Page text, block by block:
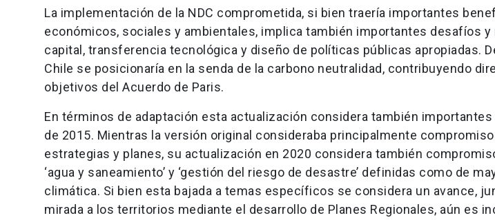
La implementación de la NDC comprometida, si bien traería importantes
económicos, sociales y ambientales, implica también importantes desafíos
capital, transferencia tecnológica y diseño de políticas públicas apropiadas.
Chile se posicionaría en la senda de la carbono neutralidad, contribuyendo
objetivos del Acuerdo de Paris.
En términos de adaptación esta actualización considera también importantes
de 2015. Mientras la versión original consideraba principalmente
estrategias y planes, su actualización en 2020 considera también
‘agua y saneamiento’ y ‘gestión del riesgo de desastre’ definidas como de
climática. Si bien esta bajada a temas específicos se considera un avance,
mirada a los territorios mediante el desarrollo de Planes Regionales, aún es